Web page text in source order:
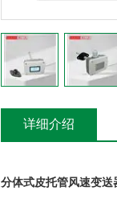
详细介绍
分体式皮托管风速变送